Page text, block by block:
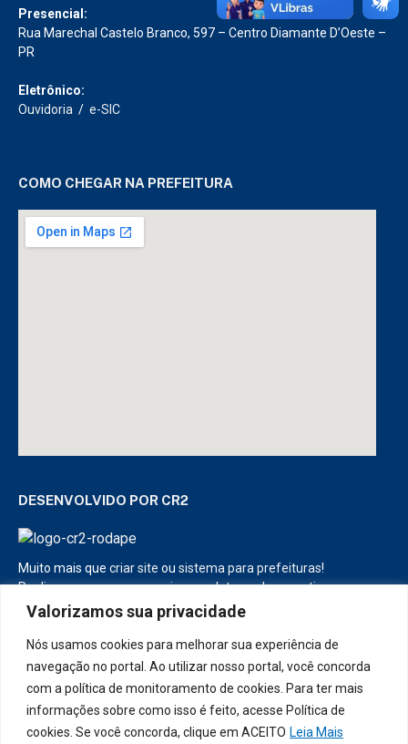
Valorizamos sua privacidade
Nós usamos cookies para melhorar sua experiência de
navegação no portal. Ao utilizar nosso portal, você concorda
com a política de monitoramento de cookies. Para ter mais
informações sobre como isso é feito, acesse Política de
cookies. Se você concorda, clique em ACEITO Leia Mais
Presencial:
Rua Marechal Castelo Branco, 597 – Centro Diamante D’Oeste –
PR
Eletrônico:
Ouvidoria / e-SIC
COMO CHEGAR NA PREFEITURA
DESENVOLVIDO POR CR2
Muito mais que criar site ou sistema para prefeituras!
Realizamos umaassessoriacompleta, onde garantimos em
contrato que todas as exigências dasleis de transparência
Conheça oPNTPe oRadar da Transparência Pública